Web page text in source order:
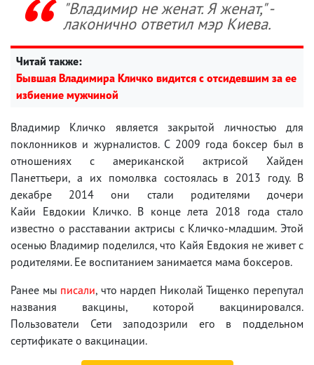
"Владимир не женат. Я женат," -
лаконично ответил мэр Киева.
Читай также:
Бывшая Владимира Кличко видится с отсидевшим за ее
избиение мужчиной
Владимир Кличко является закрытой личностью для
поклонников и журналистов. С 2009 года боксер был в
отношениях с американской актрисой Хайден
Панеттьери, а их помолвка состоялась в 2013 году. В
декабре 2014 они стали родителями дочери
Кайи Евдокии Кличко. В конце лета 2018 года стало
известно о расставании актрисы с Кличко-младшим. Этой
осенью Владимир поделился, что Кайя Евдокия не живет с
родителями. Ее воспитанием занимается мама боксеров.
Ранее мы писали, что нардеп Николай Тищенко перепутал
названия вакцины, которой вакцинировался.
Пользователи Сети заподозрили его в поддельном
сертификате о вакцинации.